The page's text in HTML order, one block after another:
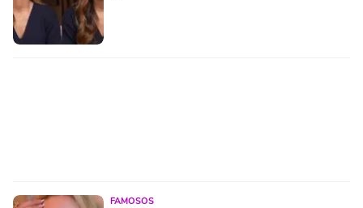
FAMOSOS